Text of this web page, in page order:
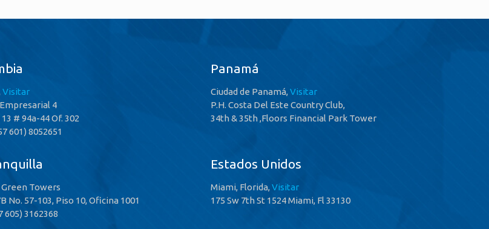
Visitar
4
# 94a-44 Of. 302
601) 8052651
Towers
No. 57-103, Piso 10, Oficina 1001
605) 3162368
Panamá
Ciudad de Panamá,Visitar
P.H. Costa Del Este Country Club,
34th & 35th ,Floors Financial Park Tower
Estados Unidos
Miami, Florida,Visitar
175 Sw 7th St 1524 Miami, Fl 33130